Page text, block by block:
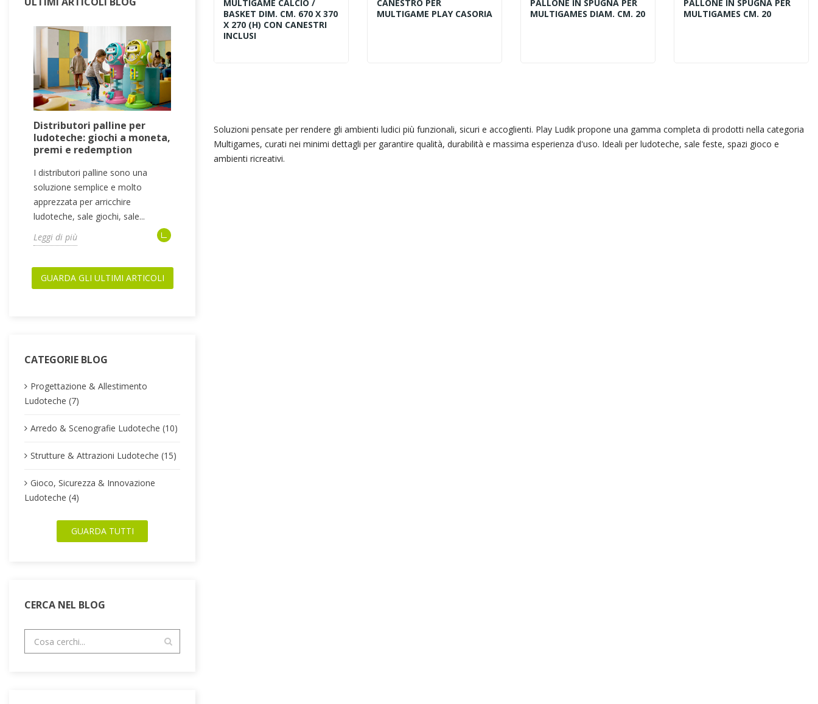
Distributori palline per
ludoteche: giochi a moneta,
premi e redemption
I distributori palline sono una
soluzione semplice e molto
apprezzata per arricchire
ludoteche, sale giochi, sale...
Leggi di più
Attrezzatura per
ludoteche: sicurezza,
collaudi e arredi funzionali
Playground e multigame
per ludoteche: come creare
un’area gioco indoor
Macchine Pop Corn e
Zucchero Filato: Il Segreto
dell’Ancillary Revenue nelle
Tavoli Touch per
Ludoteche:
Divertimento con
GUARDA GLI ULTIMI ARTICOLI
CATEGORIE BLOG
Progettazione & Allestimento
Ludoteche (7)
Arredo & Scenografie Ludoteche (10)
Strutture & Attrazioni Ludoteche (15)
Gioco, Sicurezza & Innovazione
Ludoteche (4)
GUARDA TUTTI
CERCA NEL BLOG
MULTIGAME CALCIO /
BASKET DIM. CM. 670 X 370
X 270 (h) CON CANESTRI
INCLUSI
CANESTRO PER
MULTIGAME PLAY CASORIA
PALLONE IN SPUGNA PER
MULTIGAMES DIAM. CM. 20
PALLONE IN SPUGNA PER
MULTIGAMES CM. 20
Soluzioni pensate per rendere gli ambienti ludici più funzionali, sicuri e accoglienti. Play Ludik propone una gamma completa di prodotti nella categoria
Multigames, curati nei minimi dettagli per garantire qualità, durabilità e massima esperienza d'uso. Ideali per ludoteche, sale feste, spazi gioco e
ambienti ricreativi.